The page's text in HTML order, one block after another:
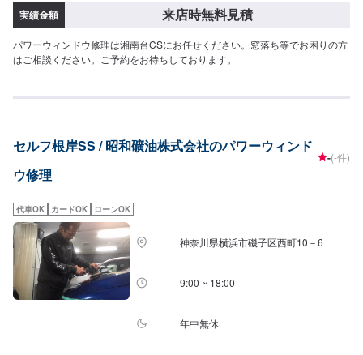
実績金額 来店時無料見積
パワーウィンドウ修理は湘南台CSにお任せください。窓落ち等でお困りの方
はご相談ください。ご予約をお待ちしております。
セルフ根岸SS / 昭和礦油株式会社のパワーウィンド
ウ修理
-(-件)
代車OK カードOK ローンOK
神奈川県横浜市磯子区西町10－6
9:00 ~ 18:00
年中無休